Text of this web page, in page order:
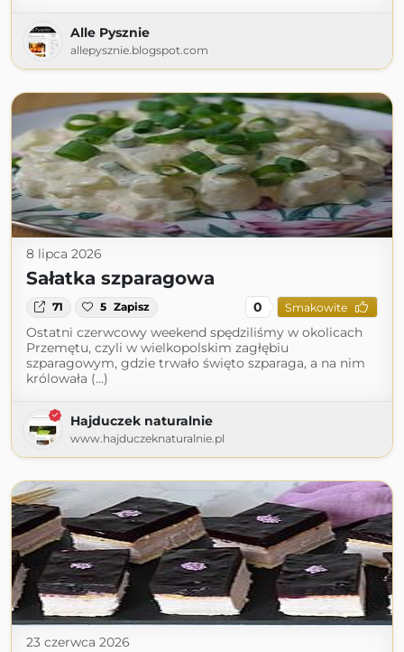
Alle Pysznie
allepysznie.blogspot.com
8 lipca 2026
Sałatka szparagowa
71 5 Zapisz 0 Smakowite
Ostatni czerwcowy weekend spędziliśmy w okolicach
Przemętu, czyli w wielkopolskim zagłębiu
szparagowym, gdzie trwało święto szparaga, a na nim
królowała (...)
Hajduczek naturalnie
www.hajduczeknaturalnie.pl
23 czerwca 2026